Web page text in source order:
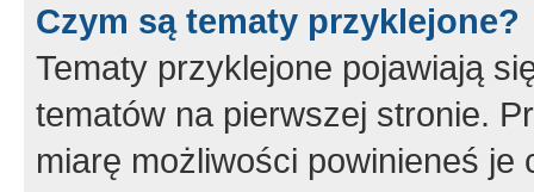
Czym są tematy przyklejone?
Tematy przyklejone pojawiają
tematów na pierwszej stronie.
miarę możliwości powinieneś je